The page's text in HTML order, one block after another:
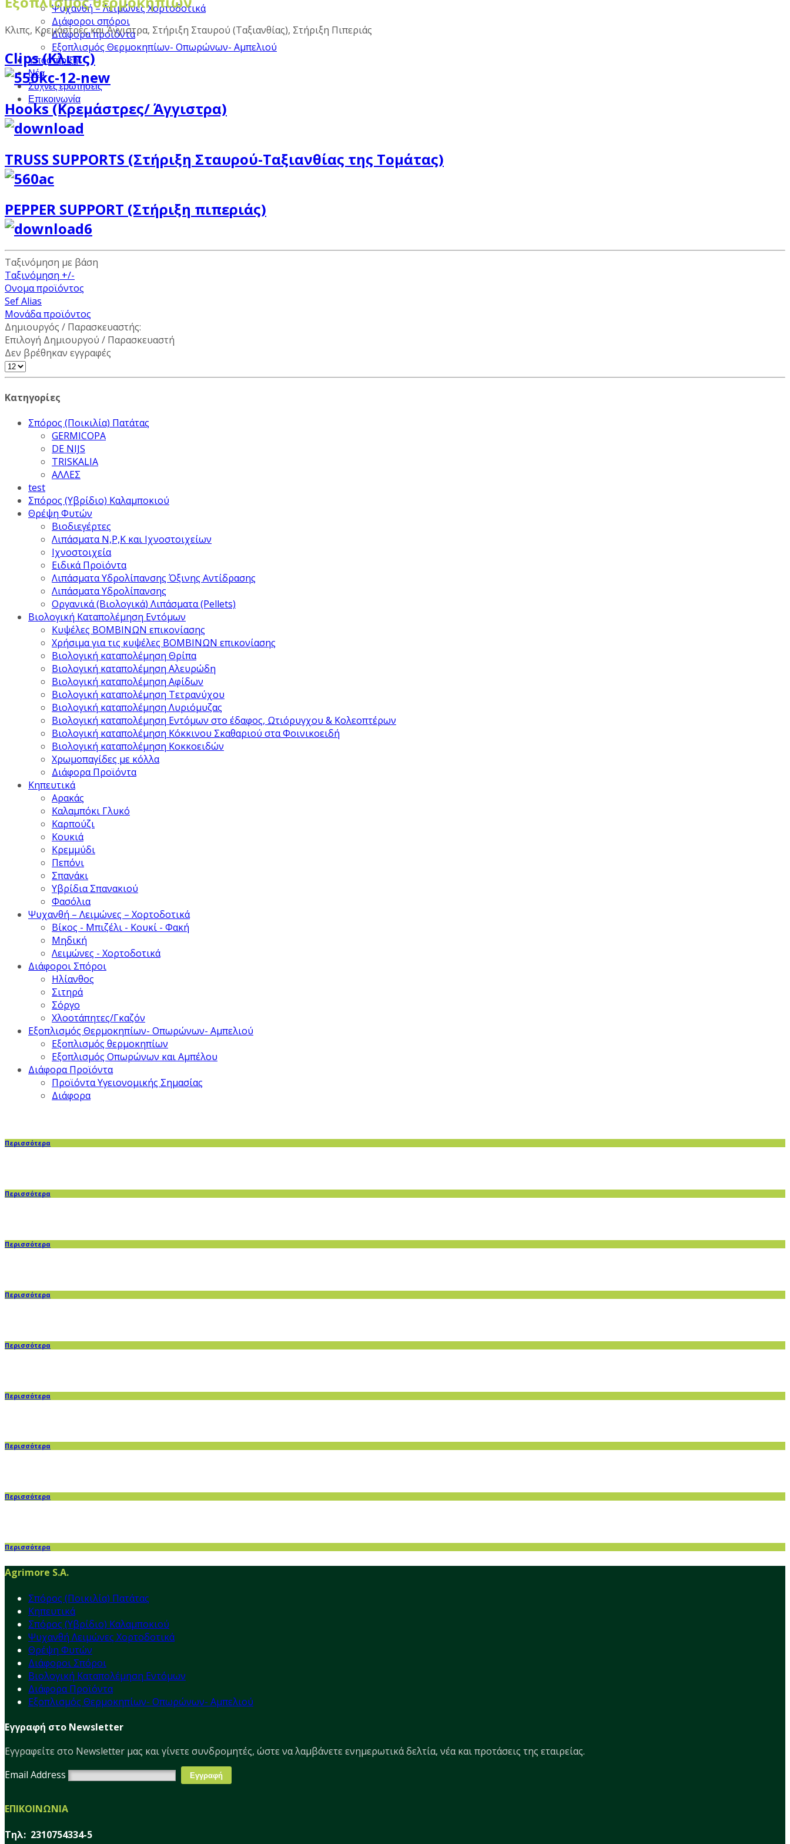
Ψυχανθή – Λειμώνες Χορτοδοτικά
Διάφοροι σπόροι
Διάφορα προϊόντα
Εξοπλισμός Θερμοκηπίων- Οπωρώνων- Αμπελιού
Υποστήριξη
Νέα
Συχνές ερωτήσεις
Επικοινωνία
Κλιπς, Κρεμάστρες και Άγγιστρα, Στήριξη Σταυρού (Ταξιανθίας), Στήριξη Πιπεριάς
Clips (Κλιπς)
Hooks (Κρεμάστρες/ Άγγιστρα)
TRUSS SUPPORTS (Στήριξη Σταυρού-Ταξιανθίας της Τομάτας)
PEPPER SUPPORT (Στήριξη πιπεριάς)
Ταξινόμηση με βάση
Ταξινόμηση +/-
Ονομα προϊόντος
Sef Alias
Μονάδα προϊόντος
Δημιουργός / Παρασκευαστής:
Επιλογή Δημιουργού / Παρασκευαστή
Δεν βρέθηκαν εγγραφές
Κατηγορίες
Σπόρος (Ποικιλία) Πατάτας
GERMICOPA
DE NIJS
TRISKALIA
ΑΛΛΕΣ
test
Σπόρος (Υβρίδιο) Καλαμποκιού
Θρέψη Φυτών
Βιοδιεγέρτες
Λιπάσματα Ν,Ρ,Κ και Ιχνοστοιχείων
Ιχνοστοιχεία
Ειδικά Προϊόντα
Λιπάσματα Υδρολίπανσης Όξινης Αντίδρασης
Λιπάσματα Υδρολίπανσης
Οργανικά (Βιολογικά) Λιπάσματα (Pellets)
Βιολογική Καταπολέμηση Εντόμων
Κυψέλες ΒΟΜΒΙΝΩΝ επικονίασης
Χρήσιμα για τις κυψέλες ΒΟΜΒΙΝΩΝ επικονίασης
Βιολογική καταπολέμηση Θρίπα
Βιολογική καταπολέμηση Αλευρώδη
Βιολογική καταπολέμηση Αφίδων
Βιολογική καταπολέμηση Τετρανύχου
Βιολογική καταπολέμηση Λυριόμυζας
Βιολογική καταπολέμηση Εντόμων στο έδαφος, Ωτιόρυγχου & Κολεοπτέρων
Βιολογική καταπολέμηση Κόκκινου Σκαθαριού στα Φοινικοειδή
Βιολογική καταπολέμηση Κοκκοειδών
Χρωμοπαγίδες με κόλλα
Διάφορα Προϊόντα
Κηπευτικά
Αρακάς
Καλαμπόκι Γλυκό
Καρπούζι
Κουκιά
Κρεμμύδι
Πεπόνι
Σπανάκι
Υβρίδια Σπανακιού
Φασόλια
Ψυχανθή – Λειμώνες – Χορτοδοτικά
Βίκος - Μπιζέλι - Κουκί - Φακή
Μηδική
Λειμώνες - Χορτοδοτικά
Διάφοροι Σπόροι
Ηλίανθος
Σιτηρά
Σόργο
Χλοοτάπητες/Γκαζόν
Εξοπλισμός Θερμοκηπίων- Οπωρώνων- Αμπελιού
Εξοπλισμός θερμοκηπίων
Εξοπλισμός Οπωρώνων και Αμπέλου
Διάφορα Προϊόντα
Προϊόντα Υγειονομικής Σημασίας
Διάφορα
Περισσότερα
Περισσότερα
Περισσότερα
Περισσότερα
Περισσότερα
Περισσότερα
Περισσότερα
Περισσότερα
Περισσότερα
Agrimore S.A.
Σπόρος (Ποικιλία) Πατάτας
Κηπευτικά
Σπόρος (Υβρίδιο) Καλαμποκιού
Ψυχανθή Λειμώνες Χορτοδοτικά
Θρέψη Φυτών
Διάφοροι Σπόροι
Βιολογική Καταπολέμηση Εντόμων
Διάφορα Προϊόντα
Εξοπλισμός Θερμοκηπίων- Οπωρώνων- Αμπελιού
Εγγραφή στο Newsletter
Εγγραφείτε στο Νewsletter μας και γίνετε συνδρομητές, ώστε να λαμβάνετε ενημερωτικά δελτία, νέα και προτάσεις της εταιρείας.
Email Address
ΕΠΙΚΟΙΝΩΝΙΑ
Τηλ: 2310754334-5